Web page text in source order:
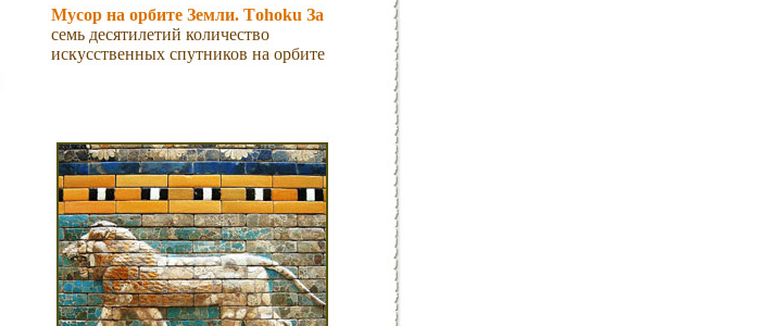
Мусор на орбите Земли. Tohoku За
семь десятилетий количество
искусственных спутников на орбите